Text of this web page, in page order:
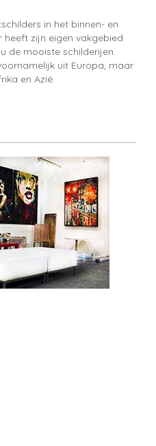
in het binnen- en
heeft zijn eigen vakgebied
de mooiste schilderijen.
uit Europa, maar
en Azië.